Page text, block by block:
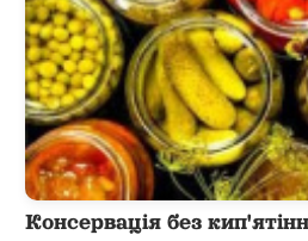
Консервація без